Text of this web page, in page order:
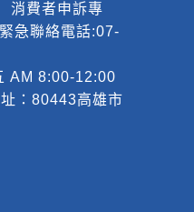
費者申訴專
聯絡電話:07-
AM 8:00-12:00
：80443高雄市